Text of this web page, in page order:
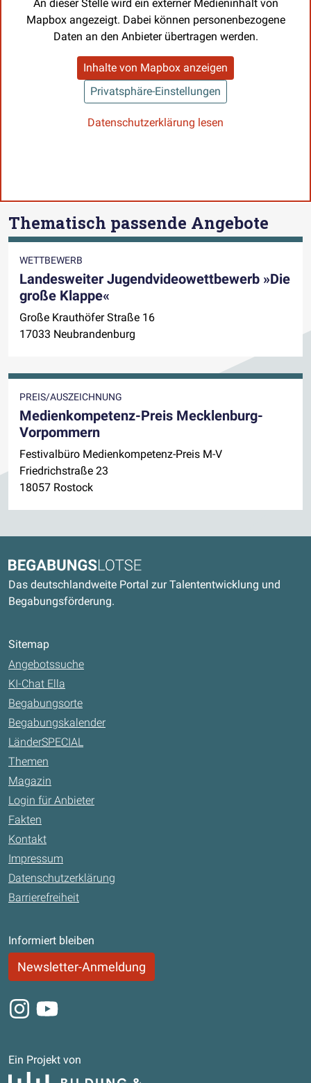
An dieser Stelle wird ein externer Medieninhalt von
Mapbox angezeigt. Dabei können personenbezogene
Daten an den Anbieter übertragen werden.
Inhalte von Mapbox anzeigen
Privatsphäre-Einstellungen
Datenschutzerklärung lesen
Thematisch passende Angebote
WETTBEWERB
Landesweiter Jugendvideowettbewerb »Die
große Klappe«
Große Krauthöfer Straße 16
17033 Neubrandenburg
PREIS/AUSZEICHNUNG
Medienkompetenz-Preis Mecklenburg-
Vorpommern
Festivalbüro Medienkompetenz-Preis M-V
Friedrichstraße 23
18057 Rostock
Begabungslotse
Das deutschlandweite Portal zur Talententwicklung und
Begabungsförderung.
Sitemap
Angebotssuche
KI-Chat Ella
Begabungsorte
Begabungskalender
LänderSPECIAL
Themen
Magazin
Login für Anbieter
Fakten
Kontakt
Impressum
Datenschutzerklärung
Barrierefreiheit
Informiert bleiben
Newsletter-Anmeldung
Instagram
Youtube
Ein Projekt von
Bildung und Begabung